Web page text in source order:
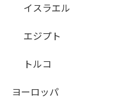
イスラエル
エジプト
トルコ
ヨーロッパ